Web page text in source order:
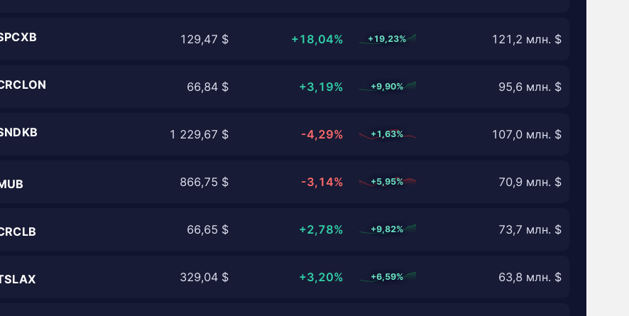
129,47 $ +18,04% +19,23% 121,2 млн. $
66,84 $ +3,19% +9,90% 95,6 млн. $
1 229,67 $ -4,29% +1,63% 107,0 млн. $
866,75 $ -3,14% +5,95% 70,9 млн. $
66,65 $ +2,78% +9,82% 73,7 млн. $
329,04 $ +3,20% +6,59% 63,8 млн. $